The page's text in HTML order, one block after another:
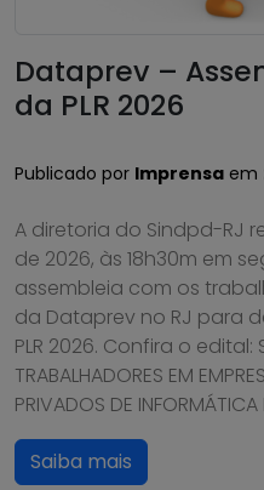
Dataprev –
da PLR 2026
Publicado por Imprensa em
A diretoria do Sindpd-RJ
de 2026, às 18h30m em
assembleia com os
da Dataprev no RJ para
PLR 2026. Confira o edital:
TRABALHADORES EM
PRIVADOS DE INFORMÁTICA
Saiba mais